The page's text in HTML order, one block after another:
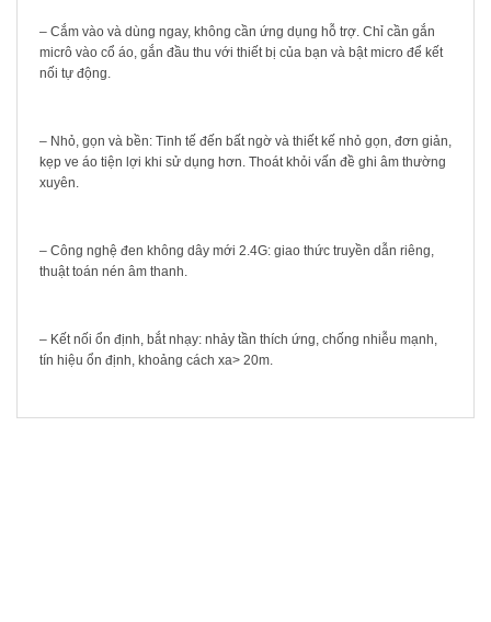
– Cắm vào và dùng ngay, không cần ứng dụng hỗ trợ. Chỉ cần gắn
micrô vào cổ áo, gắn đầu thu với thiết bị của bạn và bật micro để kết
nối tự động.
– Nhỏ, gọn và bền: Tinh tế đến bất ngờ và thiết kế nhỏ gọn, đơn giản,
kẹp ve áo tiện lợi khi sử dụng hơn. Thoát khỏi vấn đề ghi âm thường
xuyên.
– Công nghệ đen không dây mới 2.4G: giao thức truyền dẫn riêng,
thuật toán nén âm thanh.
– Kết nối ổn định, bắt nhạy: nhảy tần thích ứng, chống nhiễu mạnh,
tín hiệu ổn định, khoảng cách xa> 20m.